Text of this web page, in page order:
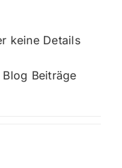
keine Details
Beiträge